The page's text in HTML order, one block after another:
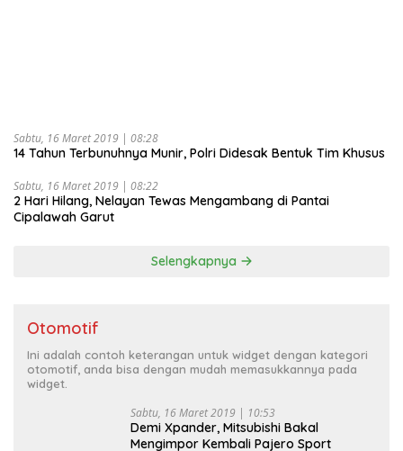
Sabtu, 16 Maret 2019 | 08:28
14 Tahun Terbunuhnya Munir, Polri Didesak Bentuk Tim Khusus
Sabtu, 16 Maret 2019 | 08:22
2 Hari Hilang, Nelayan Tewas Mengambang di Pantai
Cipalawah Garut
Selengkapnya
Otomotif
Ini adalah contoh keterangan untuk widget dengan kategori
otomotif, anda bisa dengan mudah memasukkannya pada
widget.
Sabtu, 16 Maret 2019 | 10:53
Demi Xpander, Mitsubishi Bakal
Mengimpor Kembali Pajero Sport